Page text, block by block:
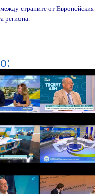
страните от
региона.